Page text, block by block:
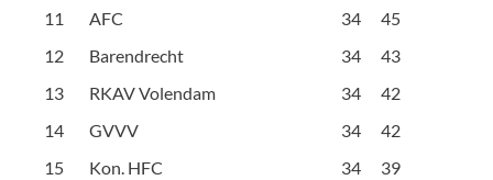
11
AFC 34
45
12
Barendrecht 34
43
13
RKAV Volendam 34
42
14
GVVV 34
42
15
Kon. HFC 34
39